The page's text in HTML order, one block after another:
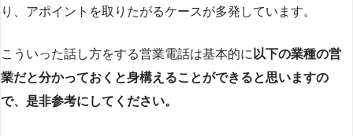
り、アポイントを取りたがるケースが多発しています。
こういった話し方をする営業電話は基本的に 以下の業種の営
業だと分かっておくと身構えることができると思いますの
で、是非参考にしてください。